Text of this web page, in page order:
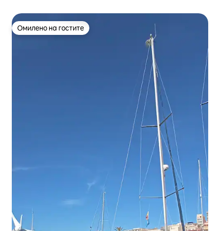
Омилено на гостите
Омилено на гостите